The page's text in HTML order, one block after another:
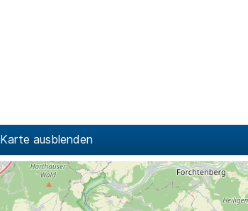
Karte ausblenden